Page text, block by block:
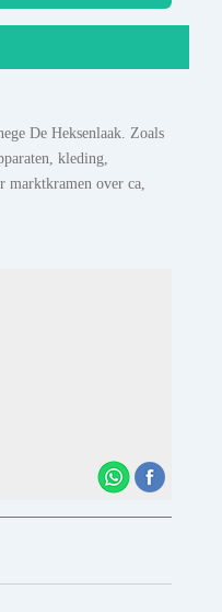
De Heksenlaak. Zoals
kleding,
marktkramen over ca,